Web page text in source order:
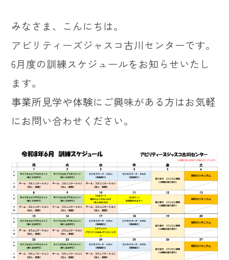
みなさま、こんにちは。
アビリティーズジャスコ古川センターです。
6月度の訓練スケジュールをお知らせいたし
ます。
事業所見学や体験にご興味がある方はお気軽
にお問い合わせください。